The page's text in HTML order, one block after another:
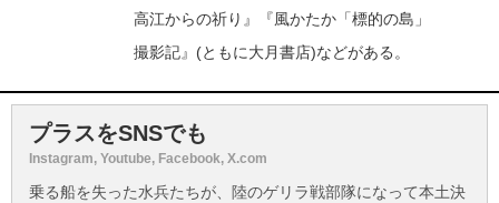
高江からの祈り』『風かたか「標的の島」
撮影記』(ともに大月書店)などがある。
プラスをSNSでも
Instagram, Youtube, Facebook, X.com
乗る船を失った水兵たちが、陸のゲリラ戦部隊になって本土決